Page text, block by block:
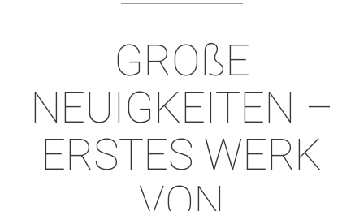
GROßE
NEUIGKEITEN –
ERSTES WERK